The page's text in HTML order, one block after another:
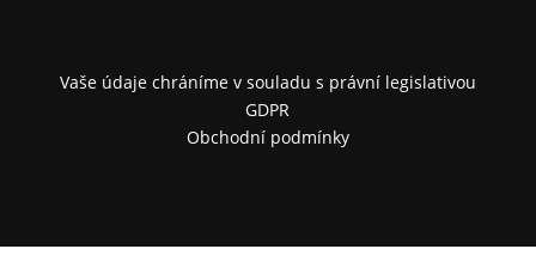
Vaše údaje chráníme v souladu s právní legislativou
GDPR
Obchodní podmínky